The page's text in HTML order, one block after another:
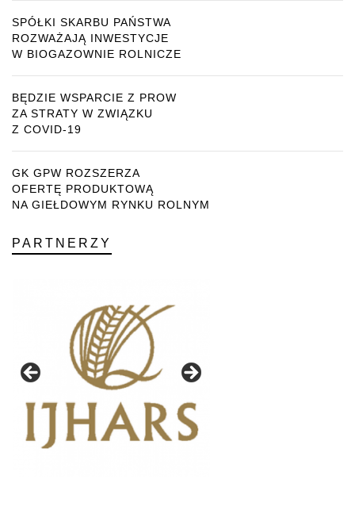
SPÓŁKI SKARBU PAŃSTWA
ROZWAŻAJĄ INWESTYCJE
W BIOGAZOWNIE ROLNICZE
BĘDZIE WSPARCIE Z PROW
ZA STRATY W ZWIĄZKU
Z COVID-19
GK GPW ROZSZERZA
OFERTĘ PRODUKTOWĄ
NA GIEŁDOWYM RYNKU ROLNYM
PARTNERZY